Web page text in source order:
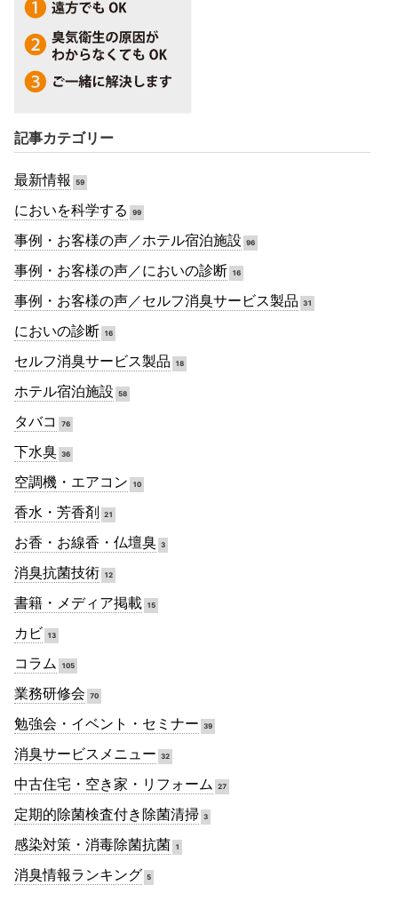
記事カテゴリー
最新情報 59
においを科学する 99
事例・お客様の声／ホテル宿泊施設 96
事例・お客様の声／においの診断 16
事例・お客様の声／セルフ消臭サービス製品 31
においの診断 16
セルフ消臭サービス製品 18
ホテル宿泊施設 58
タバコ 76
下水臭 36
空調機・エアコン 10
香水・芳香剤 21
お香・お線香・仏壇臭 3
消臭抗菌技術 12
書籍・メディア掲載 15
カビ 13
コラム 105
業務研修会 70
勉強会・イベント・セミナー 39
消臭サービスメニュー 32
中古住宅・空き家・リフォーム 27
定期的除菌検査付き除菌清掃 3
感染対策・消毒除菌抗菌 1
消臭情報ランキング 5